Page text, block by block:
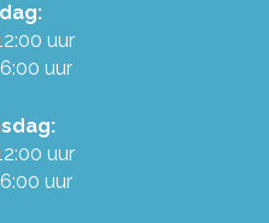
uur
uur
uur
uur